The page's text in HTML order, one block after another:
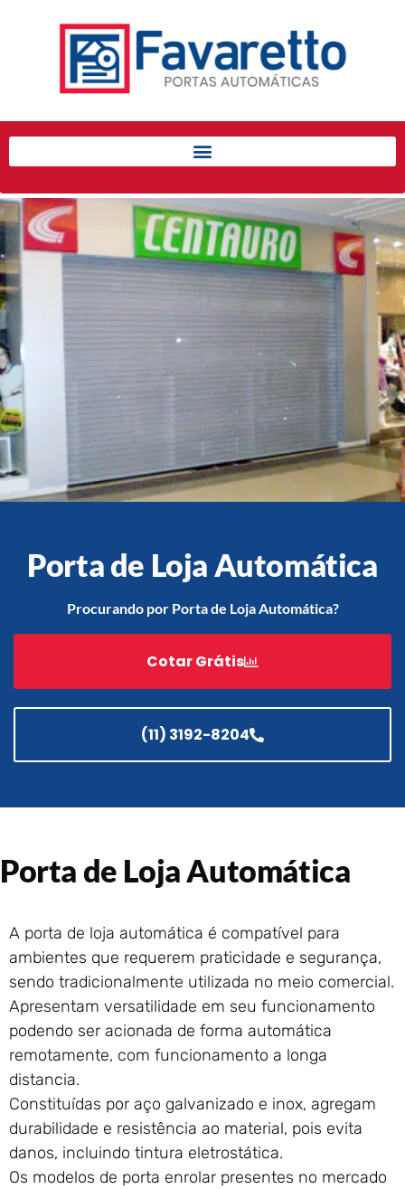
Início
Produtos
Porta de Enrolar Automática
Automatizadores
Acessórios Para Portas de
Pintura eletrostática
Portfólio
Contato
Acessórios
Portão de Garagem de
Portão de Garagem de
Enrolar em São Pedro da
Aldeia – RJ
Enrolar em São João de
Portão de Garagem de
Portão de Garagem de
Enrolar em Petrópolis – RJ
Portão de Garagem de
Portão de Garagem de
Enrolar em Nova Iguaçu – RJ
Portão de Garagem de
RJ
Porta de Loja Automática
Procurando por Porta de Loja Automática?
Cotar Grátis
(11) 3192-8204
Porta de Loja Automática
A porta de loja automática é compatível para
ambientes que requerem praticidade e segurança,
sendo tradicionalmente utilizada no meio comercial.
Apresentam versatilidade em seu funcionamento
podendo ser acionada de forma automática
remotamente, com funcionamento a longa
distancia.
Constituídas por aço galvanizado e inox, agregam
durabilidade e resistência ao material, pois evita
danos, incluindo tintura eletrostática.
Os modelos de porta enrolar presentes no mercado